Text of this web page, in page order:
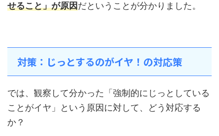
せること」が原因だということが分かりました。
対策：じっとするのがイヤ！の対応策
では、観察して分かった「強制的にじっとしている
ことがイヤ」という原因に対して、どう対応する
か？